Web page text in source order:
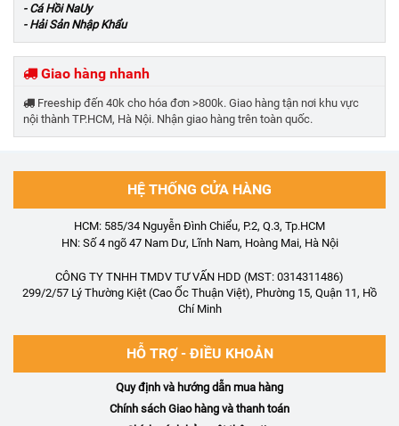
- Cá Hồi NaUy
- Hải Sản Nhập Khẩu
Giao hàng nhanh
Freeship đến 40k cho hóa đơn >800k. Giao hàng tận nơi khu vực
nội thành TP.HCM, Hà Nội. Nhận giao hàng trên toàn quốc.
HỆ THỐNG CỬA HÀNG
HCM: 585/34 Nguyễn Đình Chiểu, P.2, Q.3, Tp.HCM
HN: Số 4 ngõ 47 Nam Dư, Lĩnh Nam, Hoàng Mai, Hà Nội
CÔNG TY TNHH TMDV TƯ VẤN HDD (MST: 0314311486)
299/2/57 Lý Thường Kiệt (Cao Ốc Thuận Việt), Phường 15, Quận 11, Hồ
Chí Minh
HỖ TRỢ - ĐIỀU KHOẢN
Quy định và hướng dẫn mua hàng
Chính sách Giao hàng và thanh toán